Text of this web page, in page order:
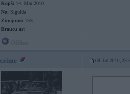
Kopš: 14. Mar 2010
No: Sigulda
Ziņojumi: 753
Braucu ar:
crime 08. Jul 2010,